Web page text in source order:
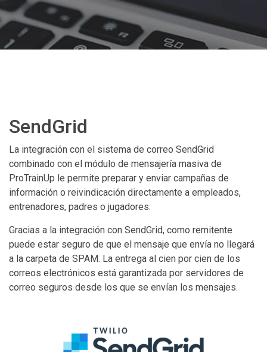
SendGrid
La integración con el sistema de correo SendGrid
combinado con el módulo de mensajería masiva de
ProTrainUp le permite preparar y enviar campañas de
información o reivindicación directamente a empleados,
entrenadores, padres o jugadores.
Gracias a la integración con SendGrid, como remitente
puede estar seguro de que el mensaje que envía no llegará
a la carpeta de SPAM. La entrega al cien por cien de los
correos electrónicos está garantizada por servidores de
correo seguros desde los que se envían los mensajes.